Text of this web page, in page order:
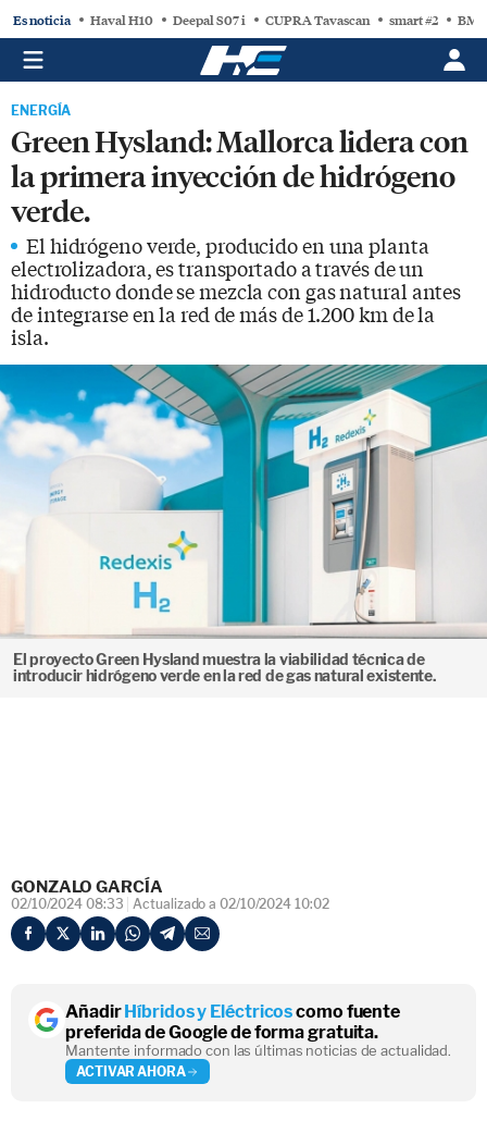
Es noticia Haval H10 Deepal S07 i CUPRA Tavascan smart #2
ENERGÍA
Green Hysland: Mallorca lidera con
la primera inyección de hidrógeno
verde.
El hidrógeno verde, producido en una planta
electrolizadora, es transportado a través de un
hidroducto donde se mezcla con gas natural antes
de integrarse en la red de más de 1.200 km de la
isla.
El proyecto Green Hysland muestra la viabilidad técnica de
introducir hidrógeno verde en la red de gas natural existente.
GONZALO GARCÍA
02/10/2024 08:33 Actualizado a 02/10/2024 10:02
AñadirHíbridos y Eléctricoscomo fuente
preferida de Google de forma gratuita.
Mantente informado con las últimas noticias de actualidad.
ACTIVAR AHORA